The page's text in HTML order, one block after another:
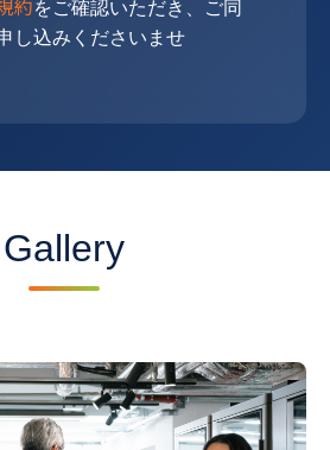
約をご確認いただき、ご同
し込みくださいませ
Gallery